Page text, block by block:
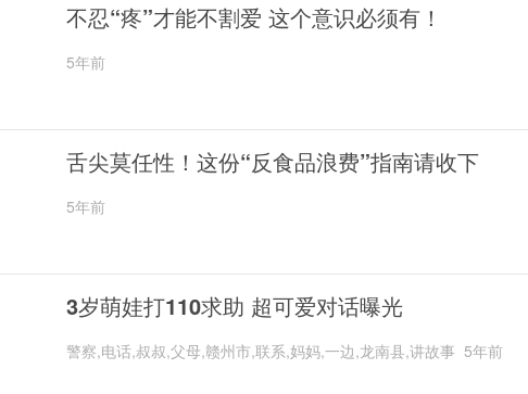
不忍“疼”才能不割爱 这个意识必须有！
5年前
舌尖莫任性！这份“反食品浪费”指南请收下
5年前
3岁萌娃打110求助 超可爱对话曝光
警察,电话,叔叔,父母,赣州市,联系,妈妈,一边,龙南县,讲故事 5年前